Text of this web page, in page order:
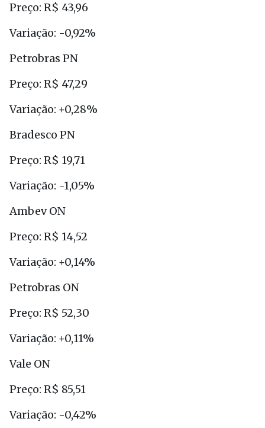
Preço: R$ 43,96
Variação: -0,92%
Petrobras PN
Preço: R$ 47,29
Variação: +0,28%
Bradesco PN
Preço: R$ 19,71
Variação: -1,05%
Ambev ON
Preço: R$ 14,52
Variação: +0,14%
Petrobras ON
Preço: R$ 52,30
Variação: +0,11%
Vale ON
Preço: R$ 85,51
Variação: -0,42%